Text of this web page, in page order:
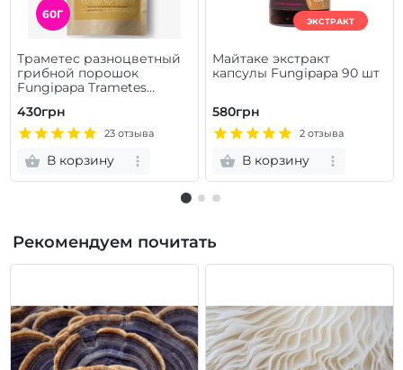
60Г
Траметес разноцветный
грибной порошок
Fungipapa Trametes
430грн
23 отзыва
В корзину
ЭКСТРАКТ
Майтаке экстракт
капсулы Fungipapa 90 шт
580грн
2 отзыва
В корзину
Рекомендуем почитать